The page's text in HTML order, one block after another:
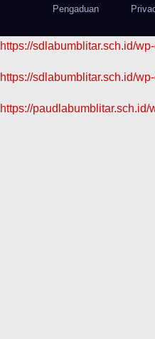
Pengaduan
https://sdlabumblitar.sch.id/
https://sdlabumblitar.sch.id/
https://paudlabumblitar.sch.id/